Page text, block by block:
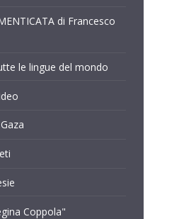
di Francesco
le lingue del mondo
Coppola"